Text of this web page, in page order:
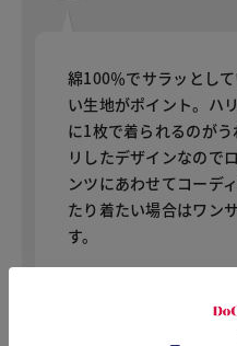
綿100％でサラッとし
い生地がポイント。ハ
に1枚で着られるのが
リしたデザインなので
ンツにあわせてコーデ
たり着たい場合はワン
す。